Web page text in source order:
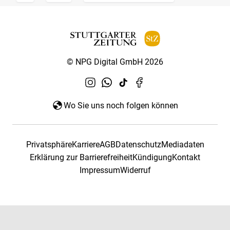
© NPG Digital GmbH 2026
Wo Sie uns noch folgen können
PrivatsphäreKarriereAGBDatenschutzMediadaten
Erklärung zur BarrierefreiheitKündigungKontakt
ImpressumWiderruf